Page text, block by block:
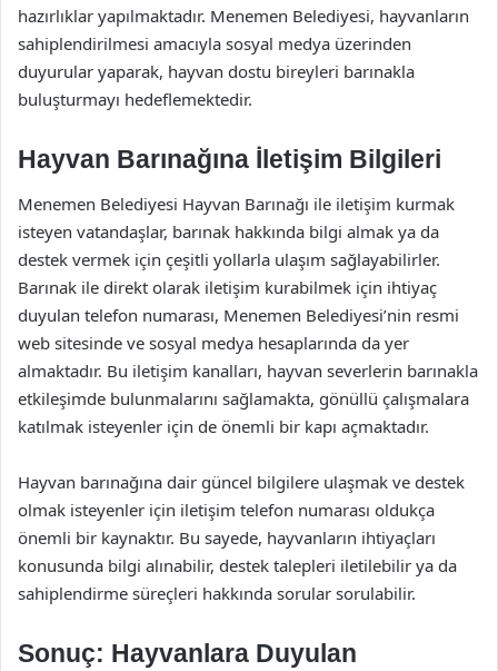
hazırlıklar yapılmaktadır. Menemen Belediyesi, hayvanların
sahiplendirilmesi amacıyla sosyal medya üzerinden
duyurular yaparak, hayvan dostu bireyleri barınakla
buluşturmayı hedeflemektedir.
Hayvan Barınağına İletişim Bilgileri
Menemen Belediyesi Hayvan Barınağı ile iletişim kurmak
isteyen vatandaşlar, barınak hakkında bilgi almak ya da
destek vermek için çeşitli yollarla ulaşım sağlayabilirler.
Barınak ile direkt olarak iletişim kurabilmek için ihtiyaç
duyulan telefon numarası, Menemen Belediyesi’nin resmi
web sitesinde ve sosyal medya hesaplarında da yer
almaktadır. Bu iletişim kanalları, hayvan severlerin barınakla
etkileşimde bulunmalarını sağlamakta, gönüllü çalışmalara
katılmak isteyenler için de önemli bir kapı açmaktadır.
Hayvan barınağına dair güncel bilgilere ulaşmak ve destek
olmak isteyenler için iletişim telefon numarası oldukça
önemli bir kaynaktır. Bu sayede, hayvanların ihtiyaçları
konusunda bilgi alınabilir, destek talepleri iletilebilir ya da
sahiplendirme süreçleri hakkında sorular sorulabilir.
Sonuç: Hayvanlara Duyulan